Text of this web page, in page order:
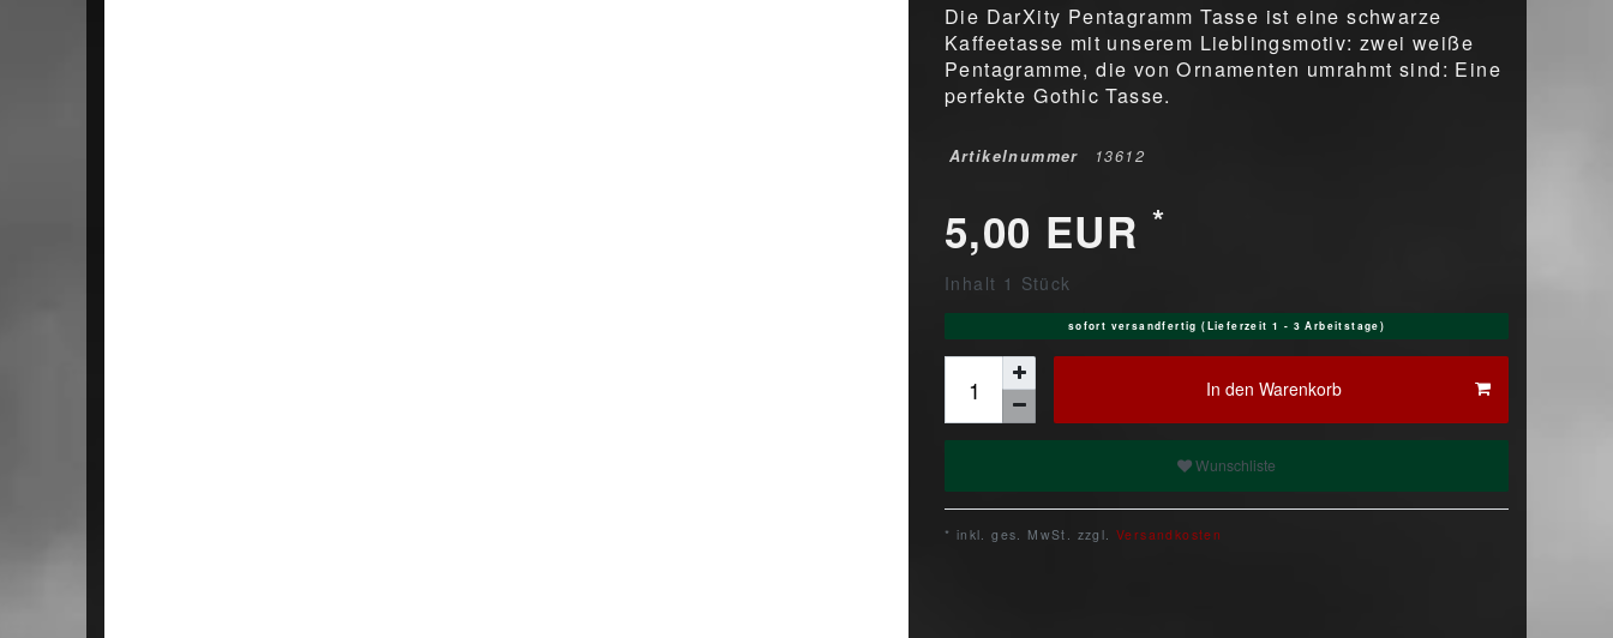
Die DarXity Pentagramm Tasse ist eine schwarze
Kaffeetasse mit unserem Lieblingsmotiv: zwei weiße
Pentagramme, die von Ornamenten umrahmt sind: Eine
perfekte Gothic Tasse.
Artikelnummer 13612
5,00 EUR *
Inhalt 1 Stück
sofort versandfertig (Lieferzeit 1 - 3 Arbeitstage)
In den Warenkorb
Wunschliste
* inkl. ges. MwSt. zzgl. Versandkosten